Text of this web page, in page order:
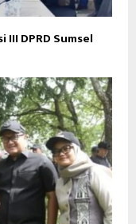
DPRD Sumsel